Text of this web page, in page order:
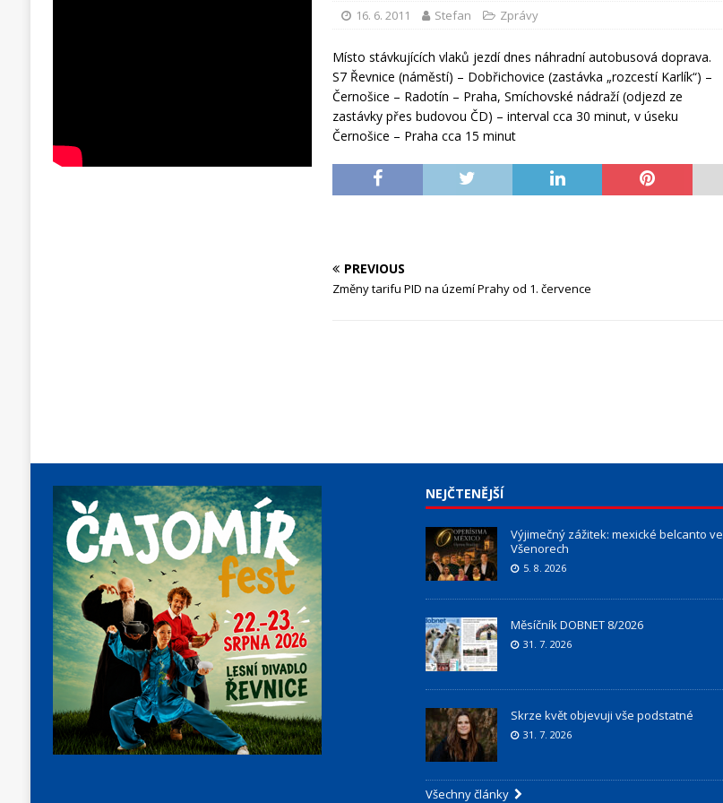
16. 6. 2011 Stefan Zprávy
Místo stávkujících vlaků jezdí dnes náhradní autobusová doprava.
S7 Řevnice (náměstí) – Dobřichovice (zastávka „rozcestí Karlík“) –
Černošice – Radotín – Praha, Smíchovské nádraží (odjezd ze
zastávky přes budovou ČD) – interval cca 30 minut, v úseku
Černošice – Praha cca 15 minut
PREVIOUS
Změny tarifu PID na území Prahy od 1. července
NEJČTENĚJŠÍ
Výjimečný zážitek: mexické belcanto ve
Všenorech
5. 8. 2026
Měsíčník DOBNET 8/2026
31. 7. 2026
Skrze květ objevuji vše podstatné
31. 7. 2026
Všechny články